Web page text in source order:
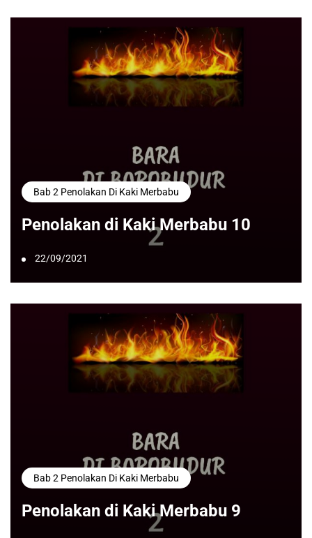
Bab 2 Penolakan Di Kaki Merbabu
Penolakan di Kaki Merbabu 10
22/09/2021
Bab 2 Penolakan Di Kaki Merbabu
Penolakan di Kaki Merbabu 9